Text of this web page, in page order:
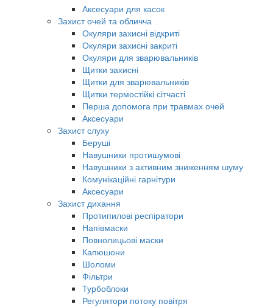
Аксесуари для касок
Захист очей та обличча
Окуляри захисні відкриті
Окуляри захисні закриті
Окуляри для зварювальників
Щитки захисні
Щитки для зварювальників
Щитки термостійкі сітчасті
Перша допомога при травмах очей
Аксесуари
Захист слуху
Беруші
Навушники протишумові
Навушники з активним зниженням шуму
Комунікаційні гарнітури
Аксесуари
Захист дихання
Протипилові респіратори
Напівмаски
Повнолицьові маски
Капюшони
Шоломи
Фільтри
Турбоблоки
Регулятори потоку повітря